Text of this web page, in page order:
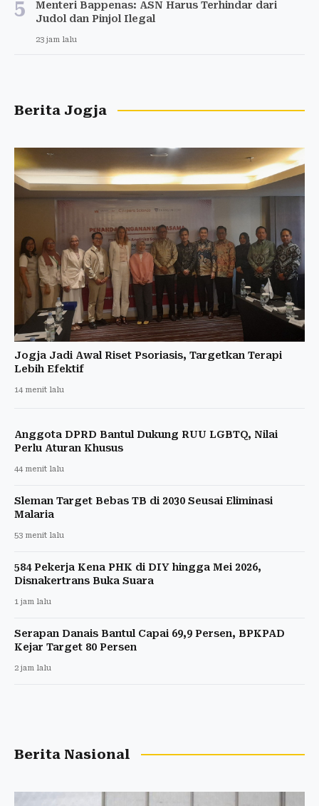
5
Menteri Bappenas: ASN Harus Terhindar dari
Judol dan Pinjol Ilegal
23 jam lalu
Berita Jogja
Jogja Jadi Awal Riset Psoriasis, Targetkan Terapi
Lebih Efektif
14 menit lalu
Anggota DPRD Bantul Dukung RUU LGBTQ, Nilai
Perlu Aturan Khusus
44 menit lalu
Sleman Target Bebas TB di 2030 Seusai Eliminasi
Malaria
53 menit lalu
584 Pekerja Kena PHK di DIY hingga Mei 2026,
Disnakertrans Buka Suara
1 jam lalu
Serapan Danais Bantul Capai 69,9 Persen, BPKPAD
Kejar Target 80 Persen
2 jam lalu
Berita Nasional